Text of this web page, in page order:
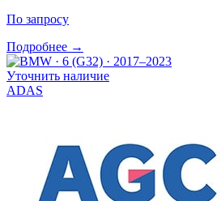
По запросу
Подробнее →
Уточнить наличие
ADAS